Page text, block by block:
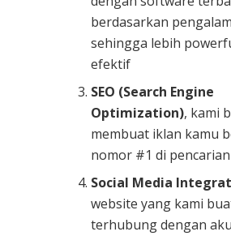
berdasarkan
sehingga lebih
efektif
SEO (Search Engine
Optimization), kami
membuat iklan kamu
nomor #1 di
Social Media
website yang kami
terhubung dengan